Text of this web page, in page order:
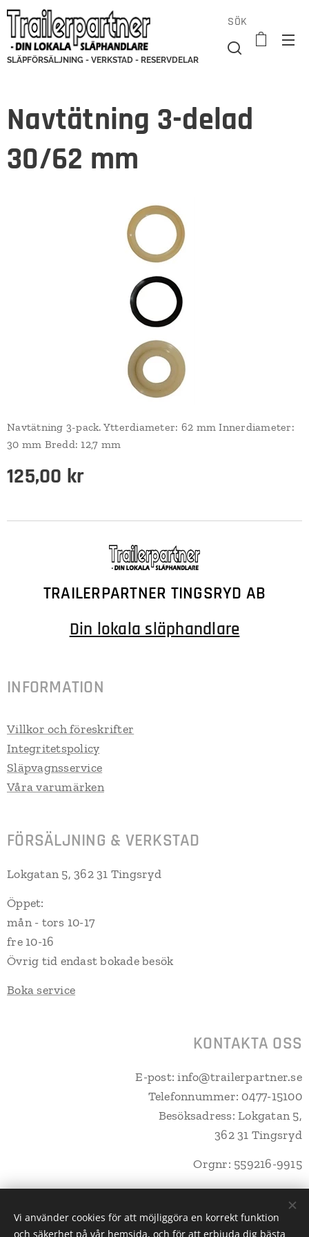
SLÄPFÖRSÄLJNING - VERKSTAD - RESERVDELAR
SÖK
Navtätning 3-delad
30/62 mm
Navtätning 3-pack. Ytterdiameter: 62 mm Innerdiameter:
30 mm Bredd: 12,7 mm
125,00 kr
TRAILERPARTNER TINGSRYD AB
Din lokala släphandlare
INFORMATION
Villkor och föreskrifter
Integritetspolicy
Släpvagnsservice
Våra varumärken
FÖRSÄLJNING & VERKSTAD
Lokgatan 5, 362 31 Tingsryd
Öppet:
mån - tors 10-17
fre 10-16
Övrig tid endast bokade besök
Boka service
KONTAKTA OSS
E-post: info@trailerpartner.se
Telefonnummer: 0477-15100
Besöksadress: Lokgatan 5,
362 31 Tingsryd
Orgnr: 559216-9915
Vi använder cookies för att möjliggöra en korrekt funktion
och säkerhet på vår hemsida, och för att erbjuda dig bästa